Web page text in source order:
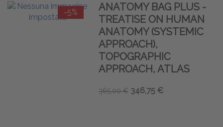
-5%
ANATOMY BAG PLUS -
TREATISE ON HUMAN
ANATOMY (SYSTEMIC
APPROACH),
TOPOGRAPHIC
APPROACH, ATLAS
365,00 € 346,75 €